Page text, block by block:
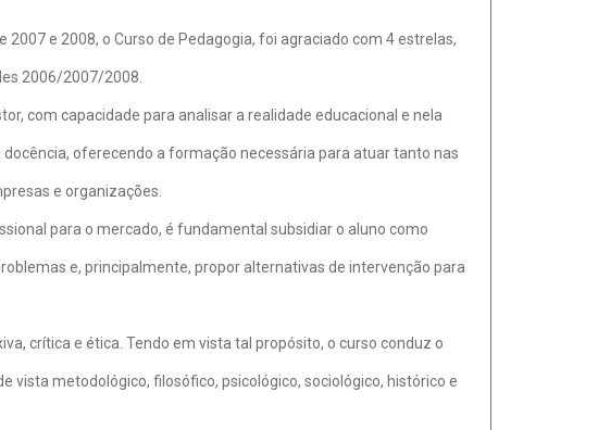
2007 e 2008, o Curso de Pedagogia, foi agraciado com 4 estrelas,
2006/2007/2008.
com capacidade para analisar a realidade educacional e nela
oferecendo a formação necessária para atuar tanto nas
e organizações.
para o mercado, é fundamental subsidiar o aluno como
e, principalmente, propor alternativas de intervenção para
crítica e ética. Tendo em vista tal propósito, o curso conduz o
vista metodológico, filosófico, psicológico, sociológico, histórico e